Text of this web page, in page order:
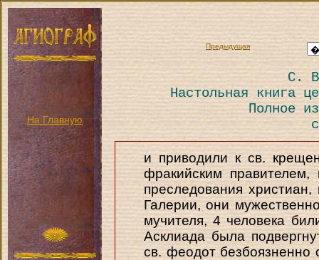
На Главную
Предыдущая
С.
Настольная книга
Полное
и приводили к св.
фракийским
преследования
Галерии, они
мучителя, 4 человека
Асклиада была
св. феодот безбоязненно